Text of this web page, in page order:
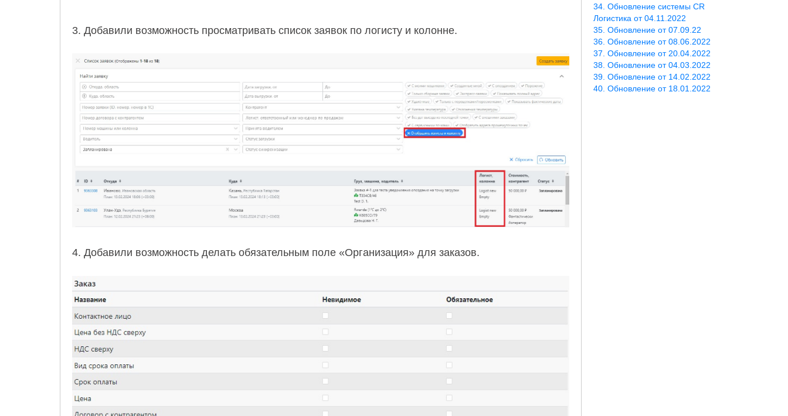
3. Добавили возможность просматривать список заявок по логисту и колонне.
4. Добавили возможность делать обязательным поле «Организация» для заказов.
Обновление системы CR
Логистика от 04.11.2022
Обновление от 07.09.22
Обновление от 08.06.2022
Обновление от 20.04.2022
Обновление от 04.03.2022
Обновление от 14.02.2022
Обновление от 18.01.2022